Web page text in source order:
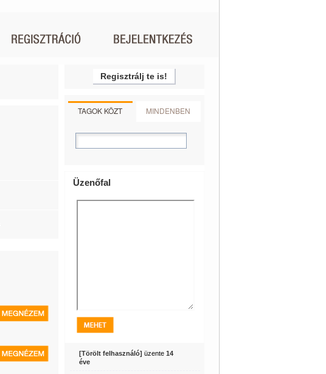
Regisztrálj te is!
TAGOK KÖZT MINDENBEN
Üzenőfal
[Törölt felhasználó] üzente 14
éve